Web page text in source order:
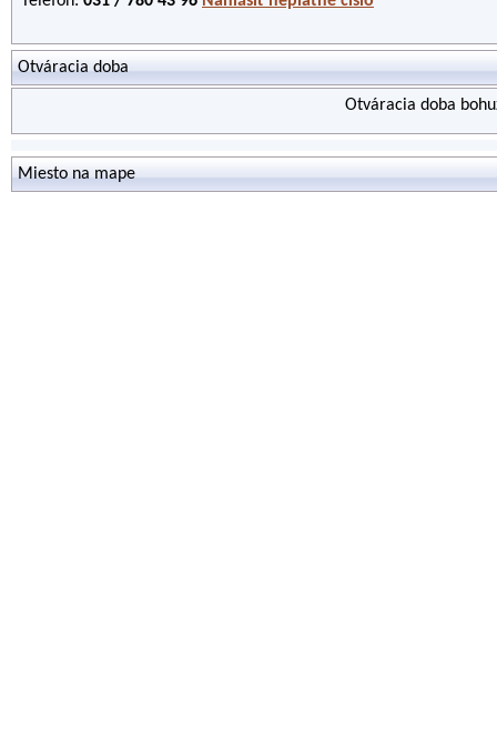
Otváracia doba
Otváracia doba
Miesto na mape